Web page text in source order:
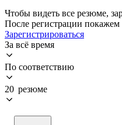
Чтобы видеть все резюме,
После регистрации
Зарегистрироваться
За всё время
По соответствию
20 резюме